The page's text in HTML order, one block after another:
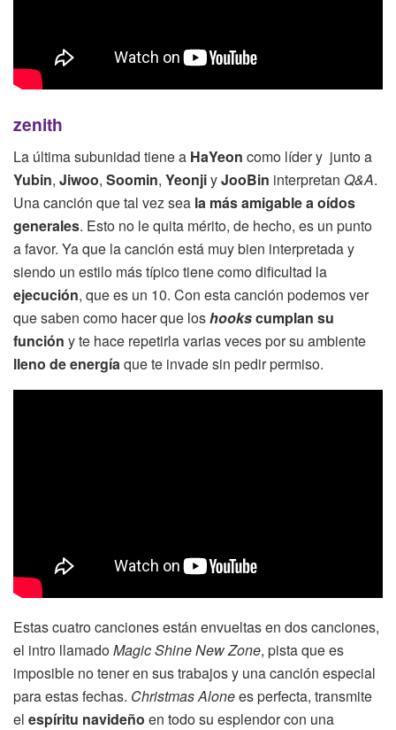
zenith
La última subunidad tiene a HaYeon como líder y junto a
Yubin, Jiwoo, Soomin, YeonjiyJooBin interpretan Q&A.
Una canción que tal vez sea la más amigable a oídos
generales. Esto no le quita mérito, de hecho, es un punto
a favor. Ya que la canción está muy bien interpretada y
siendo un estilo más típico tiene como dificultad la
ejecución, que es un 10. Con esta canción podemos ver
que saben como hacer que loshookscumplan su
función y te hace repetirla varias veces por su ambiente
lleno de energíaque te invade sin pedir permiso.
Estas cuatro canciones están envueltas en dos canciones,
el intro llamadoMagic Shine New Zone, pista que es
imposible no tener en sus trabajos y una canción especial
para estas fechas. Christmas Alonees perfecta, transmite
el espíritu navideño en todo su esplendor con una